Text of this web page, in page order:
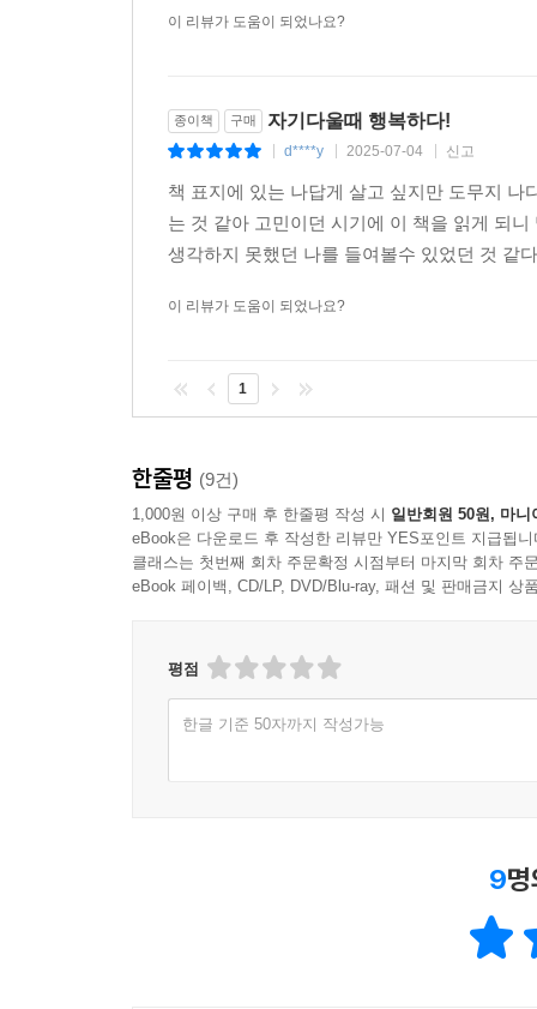
닌지 되돌아볼 필요가 있습니다.
부모가 나에게 미친 영향을 파악해야 그 부모와
일 뿐이라는 진실을 봐야지만 해낼 수 있습니다.
--- p.175
나 자신에게 원하는 모습이 있다면 그 모습을 만
니라고 생각하고 싶어 하지요. 그렇지만 사실을
다.
사람은 자기 자신을 보는 만큼 타인도 볼 줄 알게
것이 아니고 나에게도 충분히 있을 수 있음을 의
인간은 기본적으로 진실을 직면하기 어려운 존재
--- p.214~215
인간은 현재의 자기 존재를 넘어 스스로 결단해
사람들은 자기 가치가 소중한 만큼 타인의 가치
이 리뷰가 도움이 되었나요?
종이책 구매 자기다울때 행복하다!
d****y 2025-07-04 신고
책 표지에 있는 나답게 살고 싶지만 도무지
는 것 같아 고민이던 시기에 이 책을 읽게 되
생각하지 못했던 나를 들여볼수 있었던 것 같
이 리뷰가 도움이 되었나요?
1
한줄평 (9건)
1,000원 이상 구매 후 한줄평 작성 시 일반회원 50원, 마니
eBook은 다운로드 후 작성한 리뷰만 YES포인트 지급됩니
클래스는 첫번째 회차 주문확정 시점부터 마지막 회차 주
eBook 페이백, CD/LP, DVD/Blu-ray, 패션 및 판매금지 상
평점
한글 기준 50자까지 작성가능
9